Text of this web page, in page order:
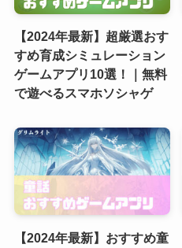
【2024年最新】超厳選おす
すめ育成シミュレーション
ゲームアプリ10選！｜無料
で遊べるスマホソシャゲ
【2024年最新】おすすめ童